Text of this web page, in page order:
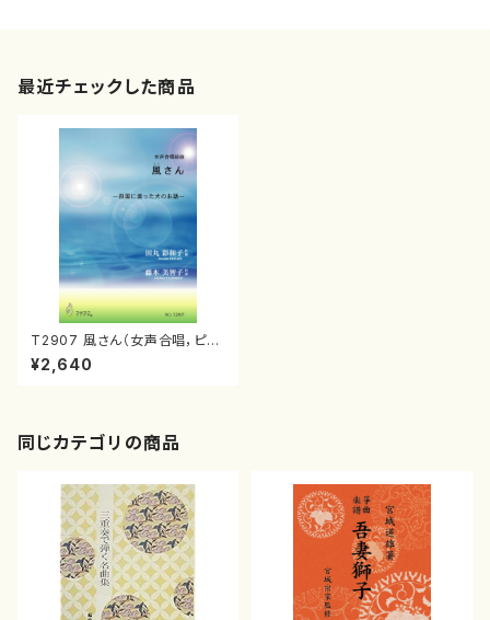
最近チェックした商品
T2907 風さん（女声合唱，ピア
ノ/田丸彩和子/楽譜）
¥2,640
同じカテゴリの商品